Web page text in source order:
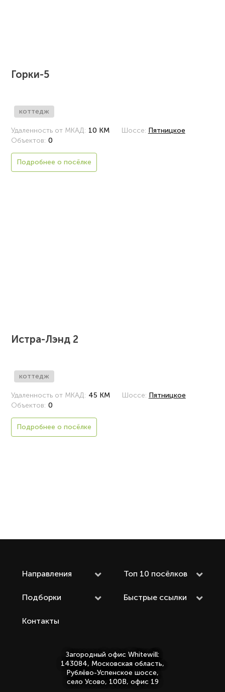
Горки-5
коттедж
Удаленность от МКАД: 10 КМ Шоссе: Пятницкое
Объектов: 0
Подробнее о посёлке
Истра-Лэнд 2
коттедж
Удаленность от МКАД: 45 КМ Шоссе: Пятницкое
Объектов: 0
Подробнее о посёлке
Направления Топ 10 посёлков
Подборки Быстрые ссылки
Контакты
Загородный офис Whitewill:
143084, Московская область,
Рублёво-Успенское шоссе,
село Усово, 100В, офис 19